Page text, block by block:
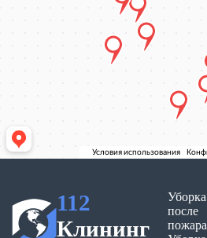
112
Клининг
Уборка
после
пожара